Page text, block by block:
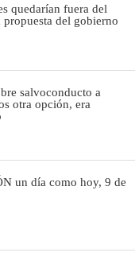
quedarían fuera del
del gobierno
salvoconducto a
otra opción, era
un día como hoy, 9 de